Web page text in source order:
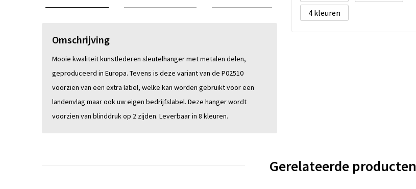
Omschrijving
Mooie kwaliteit kunstlederen sleutelhanger met metalen delen,
geproduceerd in Europa. Tevens is deze variant van de P02510
voorzien van een extra label, welke kan worden gebruikt voor een
landenvlag maar ook uw eigen bedrijfslabel. Deze hanger wordt
voorzien van blinddruk op 2 zijden. Leverbaar in 8 kleuren.
4
Gerelateerde producten